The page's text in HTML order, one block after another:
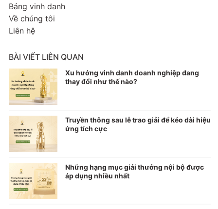
Bảng vinh danh
Về chúng tôi
Liên hệ
BÀI VIẾT LIÊN QUAN
Xu hướng vinh danh doanh nghiệp đang
thay đổi như thế nào?
Truyền thông sau lễ trao giải để kéo dài hiệu
ứng tích cực
Những hạng mục giải thưởng nội bộ được
áp dụng nhiều nhất